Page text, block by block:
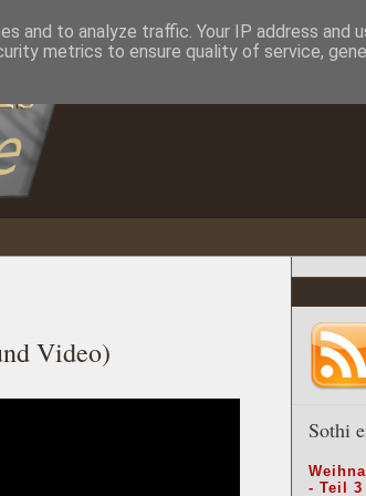
Video)
Sothi
- Teil 3
and to analyze traffic. Your IP address and
metrics to ensure quality of service,